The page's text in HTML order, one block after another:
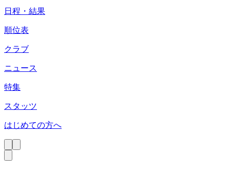
日程・結果
順位表
クラブ
ニュース
特集
スタッツ
はじめての方へ